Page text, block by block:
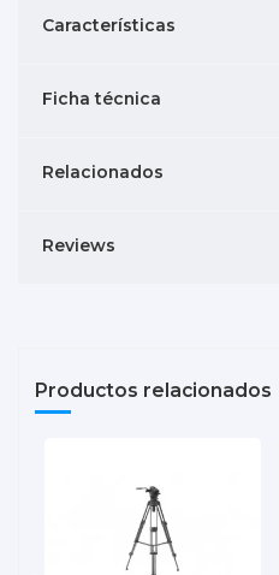
Características
Ficha técnica
Relacionados
Reviews
Productos relacionados